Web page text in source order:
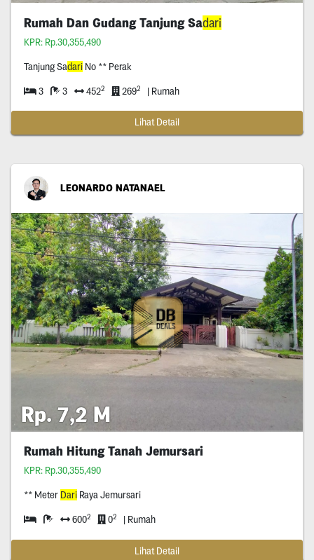
Rumah Dan Gudang Tanjung Sadari
KPR: Rp.30,355,490
Tanjung SadariNo ** Perak
3 3 4522 2692 | Rumah
Lihat Detail
LEONARDO NATANAEL
Rp. 7,2 M
Rumah Hitung Tanah Jemursari
KPR: Rp.30,355,490
** Meter DariRaya Jemursari
6002 02 | Rumah
Lihat Detail